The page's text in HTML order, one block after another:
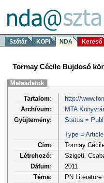
Szótár KOPI NDA Kereső
Tormay Cécile Bujdosó
Metaadatok
Tartalom:
http://
Archívum:
MTA Könyvtár
Gyűjtemény:
Status =
Type = Article
Cím:
Tormay
Létrehozó:
Szigeti,
Dátum:
2011
Téma:
PN